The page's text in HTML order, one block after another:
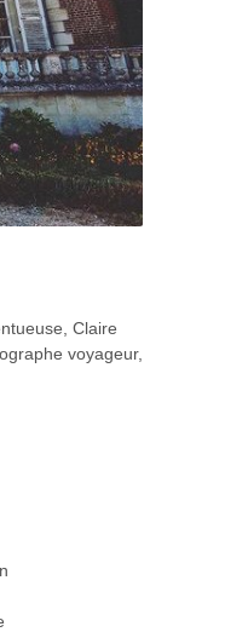
Claire
voyageur,